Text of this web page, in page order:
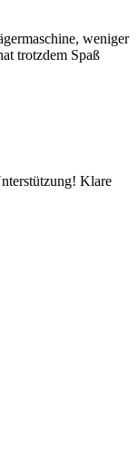
weniger
trotzdem Spaß
Klare